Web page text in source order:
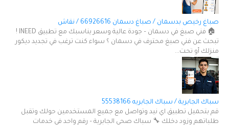
صباغ رخيص بدسمان / صباغ دسمان 66926616 / نقاش
🏠 فني صبغ في دسمان – جودة عالية وسعر يناسبك مع تطبيق INEED !
تبحث عن فني صبغ محترف في دسمان ؟ سواء كنت ترغب في تجديد ديكور
منزلك أو تحت...
سباك الجابرية / سباك الجابريه 55538166
قم بتحميل تطبيق اي نيد وتواصل مع جميع المستخدمين حولك وتقبل
طلباتهم وزود دخلك 🔧 سباك صحي الجابرية – رقم واحد في خدمات